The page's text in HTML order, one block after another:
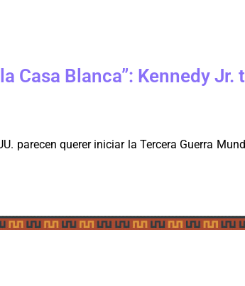
Casa Blanca”: Kennedy Jr.
parecen querer iniciar la Tercera Guerra